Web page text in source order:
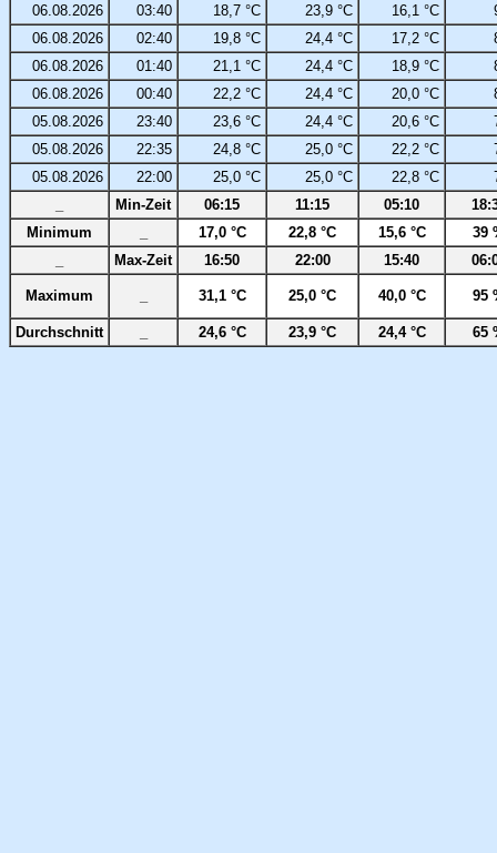
06.08.2026
03:40 18,7 °C 23,9 °C 16,1 °C
06.08.2026
02:40 19,8 °C 24,4 °C 17,2 °C
06.08.2026
01:40 21,1 °C 24,4 °C 18,9 °C
06.08.2026
00:40 22,2 °C 24,4 °C 20,0 °C
05.08.2026
23:40 23,6 °C 24,4 °C 20,6 °C
05.08.2026
22:35 24,8 °C 25,0 °C 22,2 °C
05.08.2026
22:00 25,0 °C 25,0 °C 22,8 °C
Min-Zeit 06:15 11:15 05:10
Minimum
17,0 °C 22,8 °C 15,6 °C
39
Max-Zeit 16:50 22:00 15:40
Maximum 31,1 °C 25,0 °C 40,0 °C 95
Durchschnitt 24,6 °C 23,9 °C 24,4 °C 65